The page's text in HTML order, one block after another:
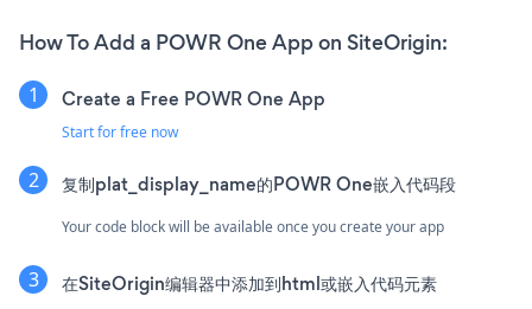
How To Add a POWR One App on SiteOrigin:
Create a Free POWR One App
Start for free now
复制plat_display_name的POWR One嵌入代码段
Your code block will be available once you create your app
在SiteOrigin编辑器中添加到html或嵌入代码元素